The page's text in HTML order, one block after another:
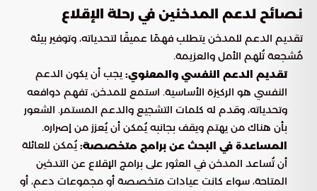
نصائح لدعم المدخنين في رحلة الإقلاع
تقديم الدعم للمدخن يتطلب فهمًا عميقًا لتحدياته، وتوفير بيئة
مُشجعة تُلهم الأمل والعزيمة.
تقديم الدعم النفسي والمعنوي: يجب أن يكون الدعم
النفسي هو الركيزة الأساسية. استمع للمدخن، تفهم دوافعه
وتحدياته، وقدم له كلمات التشجيع والدعم المستمر. الشعور
بأن هناك من يهتم ويقف بجانبه يُمكن أن يُعزز من إصراره.
المساعدة في البحث عن برامج متخصصة: يُمكن للعائلة
أن تُساعد المدخن في العثور على برامج الإقلاع عن التدخين
المتاحة، سواء كانت عيادات متخصصة أو مجموعات دعم، أو